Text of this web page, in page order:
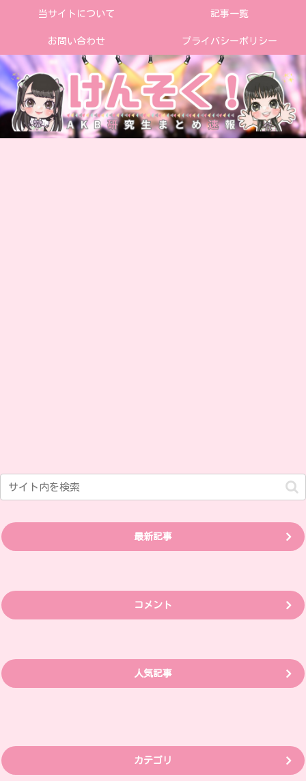
当サイトについて 記事一覧
お問い合わせ プライバシーポリシー
最新記事
コメント
人気記事
カテゴリ